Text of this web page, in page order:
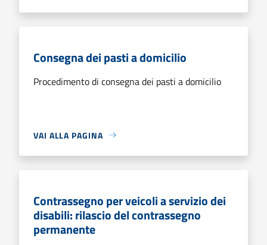
Consegna dei pasti a domicilio
Procedimento di consegna dei pasti a domicilio
VAI ALLA PAGINA
Contrassegno per veicoli a servizio dei
disabili: rilascio del contrassegno
permanente